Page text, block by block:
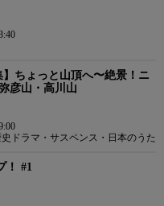
ちょっと山頂へ〜絶景！ニ
彦山・高川山
ドラマ・サスペンス・日本のうた
！ #1